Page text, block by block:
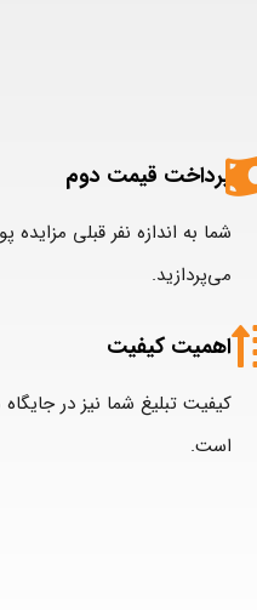
پرداخت قیمت دوم
شما به اندازه نفر قبلی مزایده
می‌پردازید.
اهمیت کیفیت
کیفیت تبلیغ شما نیز در جایگاه
است.